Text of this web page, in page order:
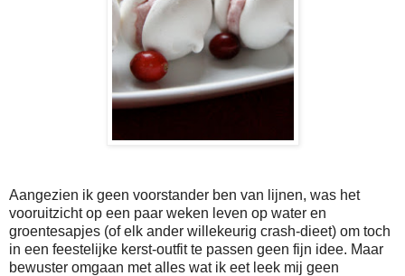
Aangezien ik geen voorstander ben van lijnen, was het
vooruitzicht op een paar weken leven op water en
groentesapjes (of elk ander willekeurig crash-dieet) om toch
in een feestelijke kerst-outfit te passen geen fijn idee. Maar
bewuster omgaan met alles wat ik eet leek mij geen